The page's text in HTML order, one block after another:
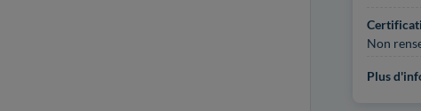
Non
Plus